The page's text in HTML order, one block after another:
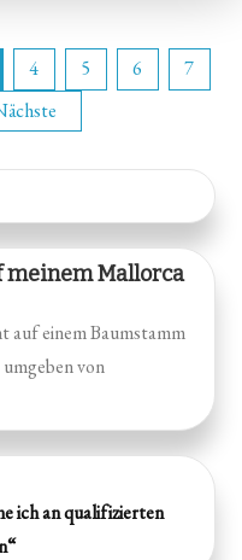
4 5 6
7
Mallorca
ich an qualifizierten